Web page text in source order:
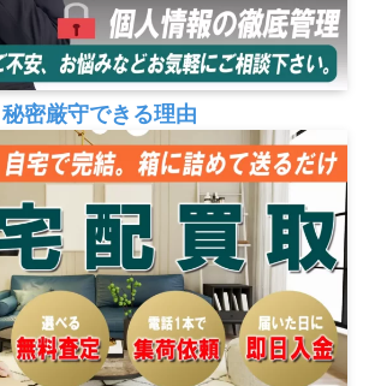
秘密厳守できる理由